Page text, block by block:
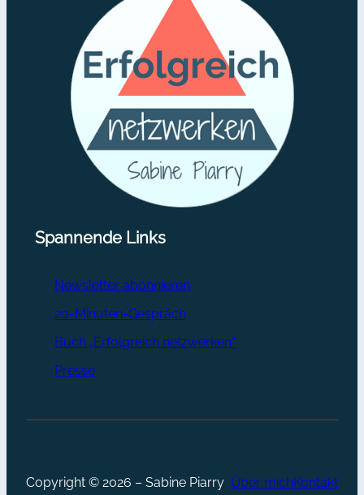
Spannende Links
Newsletter abonnieren
20-Minuten-Gespräch
Buch „Erfolgreich netzwerken“
Presse
Copyright © 2026 – Sabine Piarry Über michKontakt